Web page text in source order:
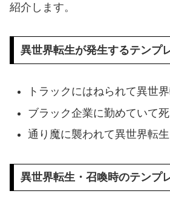
紹介します。
異世界転生が発生するテンプ
トラックにはねられて異世
ブラック企業に勤めていて
通り魔に襲われて異世界転生
異世界転生・召喚時のテンプ